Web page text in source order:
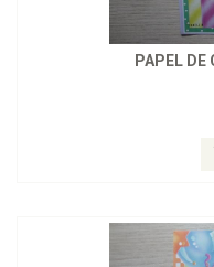
PAPEL DE